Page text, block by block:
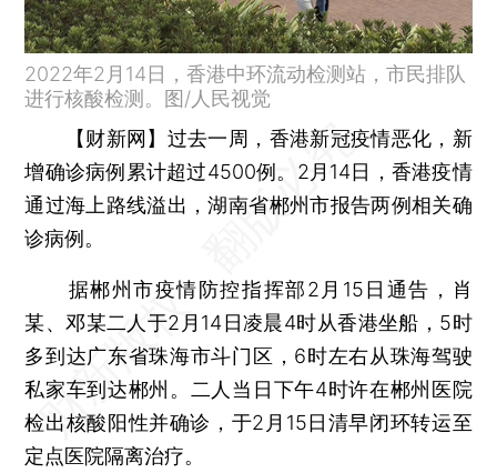
2022年2月14日，香港中环流动检测站，市民排队
进行核酸检测。图/人民视觉
【财新网】 过去一周，香港新冠疫情恶化，新
增确诊病例累计超过4500例。2月14日，香港疫情
通过海上路线溢出，湖南省郴州市报告两例相关确
诊病例。
据郴州市疫情防控指挥部2月15日通告，肖
某、邓某二人于2月14日凌晨4时从香港坐船，5时
多到达广东省珠海市斗门区，6时左右从珠海驾驶
私家车到达郴州。二人当日下午4时许在郴州医院
检出核酸阳性并确诊，于2月15日清早闭环转运至
定点医院隔离治疗。